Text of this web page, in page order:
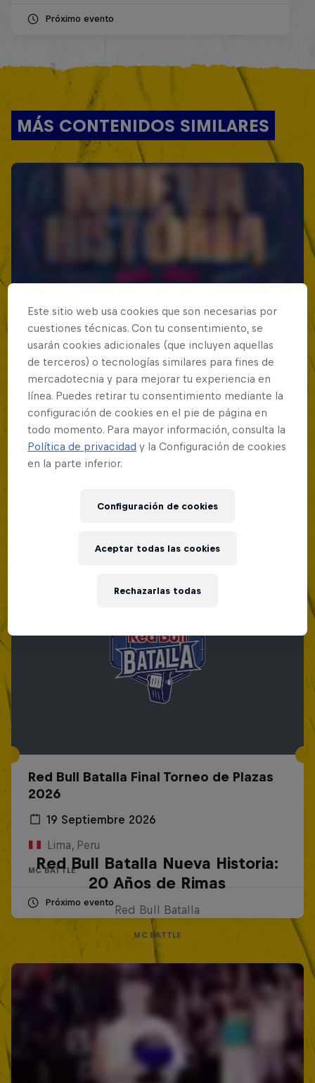
Próximo evento
MÁS CONTENIDOS SIMILARES
Red Bull Batalla Final Torneo de Plazas
2026
19 Septiembre 2026
Lima, Peru
MC BATTLE
Próximo evento
Red Bull Batalla Nueva Historia:
20 Años de Rimas
Red Bull Batalla
MC BATTLE
Este sitio web usa cookies que son necesarias por
cuestiones técnicas. Con tu consentimiento, se
usarán cookies adicionales (que incluyen aquellas
de terceros) o tecnologías similares para fines de
mercadotecnia y para mejorar tu experiencia en
línea. Puedes retirar tu consentimiento mediante la
configuración de cookies en el pie de página en
todo momento. Para mayor información, consulta la
Política de privacidad y la Configuración de cookies
en la parte inferior.
Configuración de cookies
Rechazarlas todas
Aceptar todas las cookies